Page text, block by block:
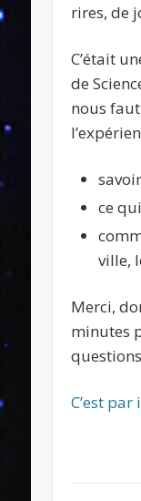
rires, de
C’était
de
nous
ce
ville,
Merci,
minutes
C’est